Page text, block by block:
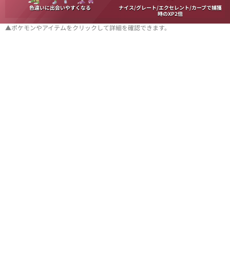
色違いに出会いやすくなる
ナイス/グレート/エクセレント/カーブで捕獲
時のXP2倍
▲ポケモンやアイテムをクリックして詳細を確認できます。